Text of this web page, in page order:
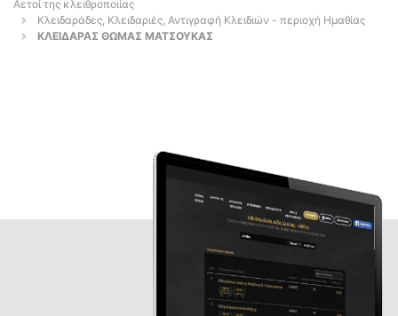
Αετοί της κλειθροποιίας
Κλειδαράδες, Κλειδαριές, Αντιγραφή Κλειδιών - περιοχή Ημαθίας
ΚΛΕΙΔΑΡΑΣ ΘΩΜΑΣ ΜΑΤΣΟΥΚΑΣ